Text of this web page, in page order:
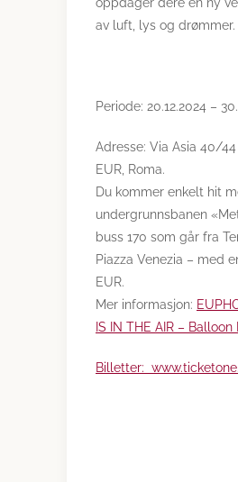
av luft, lys og drømmer.
Periode: 20.12.2024 –
Adresse: Via Asia 40/
EUR, Roma.
Du kommer enkelt hit
undergrunnsbanen
buss 170 som går fra
Piazza Venezia – med
EUR.
Mer informasjon:
IS IN THE AIR – Balloon
Billetter: